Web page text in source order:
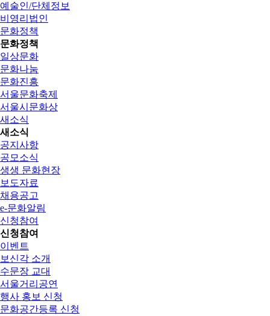
예술인/단체정보
비영리법인
문화정책
문화정책
일상문화
문화나눔
문화진흥
서울문화축제
서울시문화상
새소식
새소식
공지사항
공모소식
생생 문화현장
보도자료
채용공고
e-문화알림
신청참여
신청참여
이벤트
보신각 소개
수문장 교대
서울거리공연
행사 홍보 신청
문화공간등록 신청